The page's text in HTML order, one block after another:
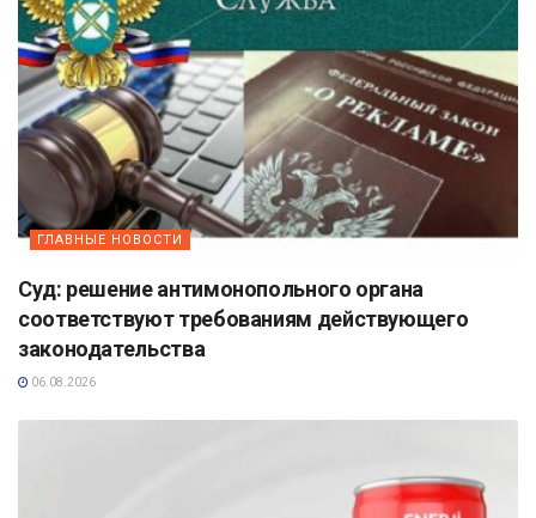
ГЛАВНЫЕ НОВОСТИ
Суд: решение антимонопольного органа
соответствуют требованиям действующего
законодательства
06.08.2026